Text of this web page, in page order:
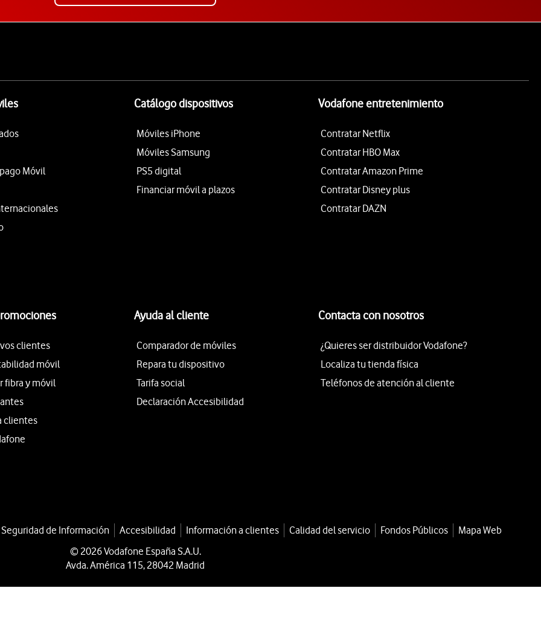
Móvil
Catálogo dispositivos
Móviles iPhone
Móviles Samsung
PS5 digital
Financiar móvil a plazos
Vodafone entretenimiento
Contratar Netflix
Contratar HBO Max
Contratar Amazon Prime
Contratar Disney plus
Contratar DAZN
clientes
móvil
fibra y móvil
clientes
Ayuda al cliente
Comparador de móviles
Repara tu dispositivo
Tarifa social
Declaración Accesibilidad
Contacta con nosotros
¿Quieres ser distribuidor Vodafone?
Localiza tu tienda física
Teléfonos de atención al cliente
de Información Accesibilidad Información a clientes Calidad del servicio Fondos Públicos
Mapa Web
© 2026 Vodafone España S.A.U.
Avda. América 115, 28042 Madrid